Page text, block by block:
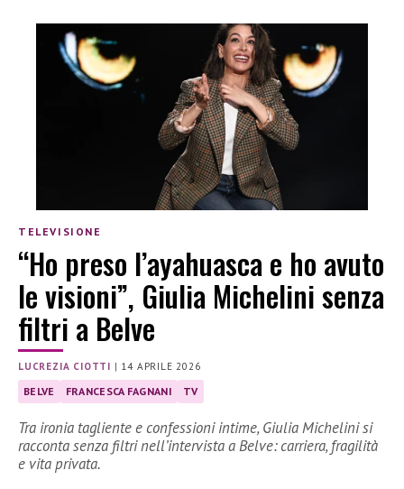
TELEVISIONE
“Ho preso l’ayahuasca e ho avuto
le visioni”, Giulia Michelini senza
filtri a Belve
LUCREZIA CIOTTI | 14 APRILE 2026
BELVE FRANCESCA FAGNANI TV
Tra ironia tagliente e confessioni intime, Giulia Michelini si
racconta senza filtri nell’intervista a Belve: carriera, fragilità
e vita privata.